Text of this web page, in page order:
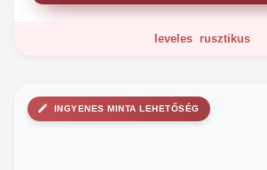
leveles rusztikus
INGYENES MINTA LEHETŐSÉG